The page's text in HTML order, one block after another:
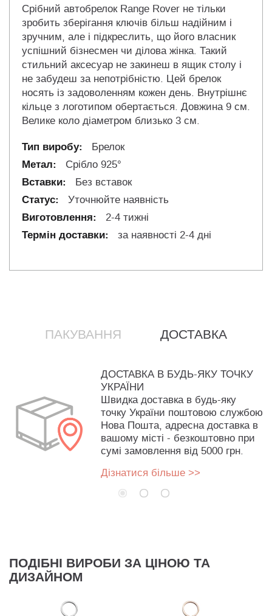
Срібний автобрелок Range Rover не тільки
зробить зберігання ключів більш надійним і
зручним, але і підкреслить, що його власник
успішний бізнесмен чи ділова жінка. Такий
стильний аксесуар не закинеш в ящик столу і
не забудеш за непотрібністю. Цей брелок
носять із задоволенням кожен день. Внутрішнє
кільце з логотипом обертається. Довжина 9 см.
Велике коло діаметром близько 3 см.
Брелок
Срібло 925°
Без вставок
Уточнюйте наявність
2-4 тижні
за наявності 2-4 дні
ПАКУВАННЯ ДОСТАВКА
ДОСТАВКА В БУДЬ-ЯКУ ТОЧКУ
УКРАЇНИ
Швидка доставка в будь-яку
точку України поштовою службою
Нова Пошта, адресна доставка в
вашому місті - безкоштовно при
сумі замовлення від 5000 грн.
Дізнатися більше >>
ПОДІБНІ ВИРОБИ ЗА ЦІНОЮ ТА
ДИЗАЙНОМ